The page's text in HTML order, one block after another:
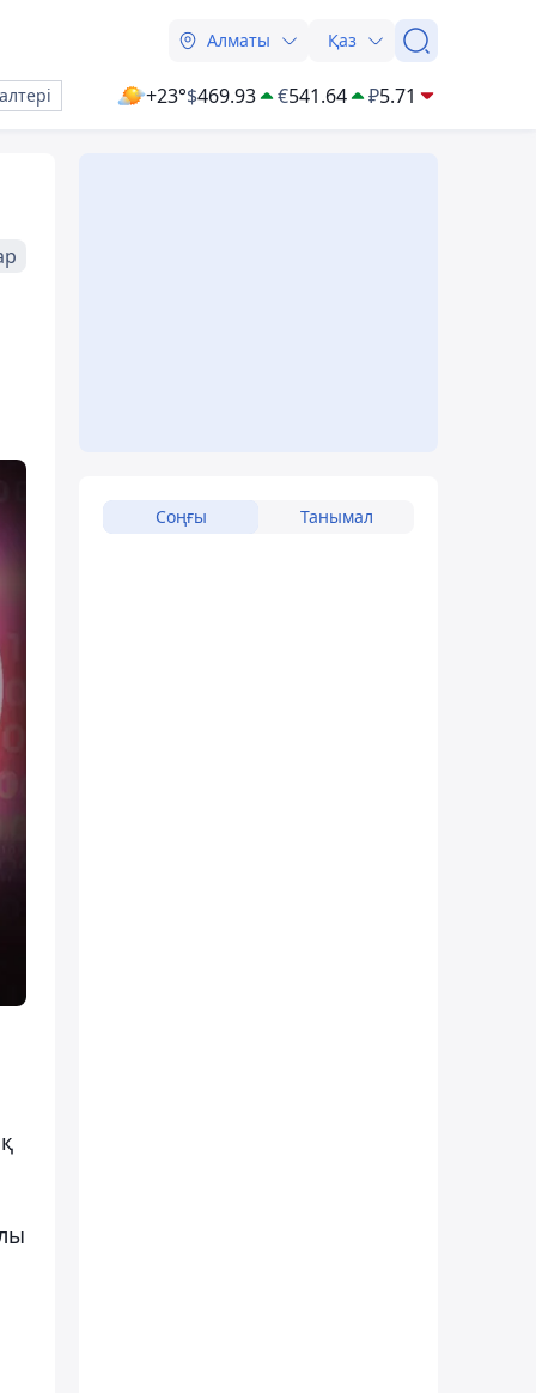
Алматы Қаз
+23°$469.93 €541.64 ₽5.71
Соңғы Танымал